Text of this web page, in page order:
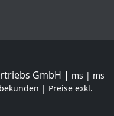
GmbH | ms | ms
| Preise exkl.